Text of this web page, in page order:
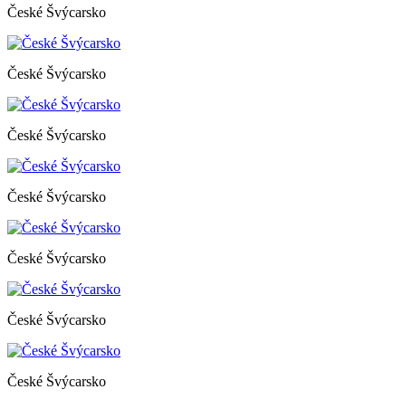
České Švýcarsko
České Švýcarsko
České Švýcarsko
České Švýcarsko
České Švýcarsko
České Švýcarsko
České Švýcarsko